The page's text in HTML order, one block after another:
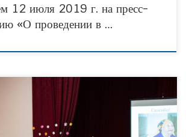
12 июля 2019 г. на пресс-
«О проведении в …